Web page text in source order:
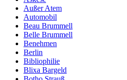
Außer Atem
Automobil
Beau Brummell
Belle Brummell
Benehmen
Berlin
Bibliophilie
Blixa Bargeld